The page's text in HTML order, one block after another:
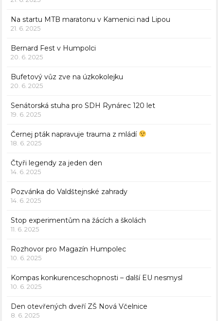
Na startu MTB maratonu v Kamenici nad Lipou
21. 6. 2025
Bernard Fest v Humpolci
20. 6. 2025
Bufetový vůz zve na úzkokolejku
20. 6. 2025
Senátorská stuha pro SDH Rynárec 120 let
19. 6. 2025
Černej pták napravuje trauma z mládí
18. 6. 2025
Čtyři legendy za jeden den
14. 6. 2025
Pozvánka do Valdštejnské zahrady
14. 6. 2025
Stop experimentům na žácích a školách
11. 6. 2025
Rozhovor pro Magazín Humpolec
10. 6. 2025
Kompas konkurenceschopnosti – další EU nesmysl
10. 6. 2025
Den otevřených dveří ZŠ Nová Včelnice
8. 6. 2025